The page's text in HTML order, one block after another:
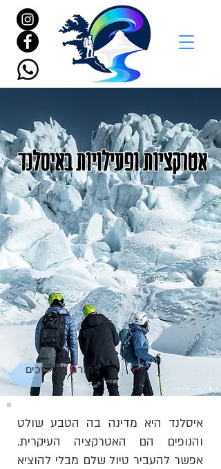
אטרקציות ופעילויות באיסלנד
בחזרה למדריכים
איסלנד היא מדינה בה הטבע שולט
והנופים הם האטרקציה העיקרית.
אפשר להעביר טיול שלם מבלי להוציא